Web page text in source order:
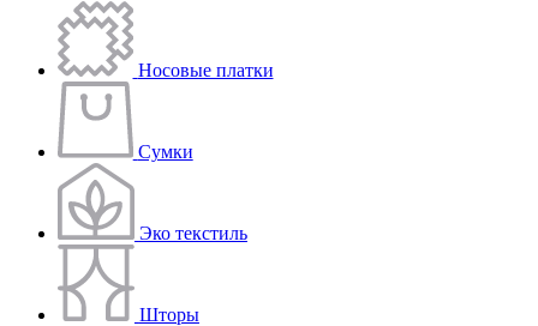
Носовые платки
Сумки
Эко текстиль
Шторы